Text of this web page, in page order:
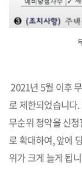
2021년 5월 이후
로 제한되었습니다
무순위 청약을 신
로 확대하여, 앞에
위가 크게 늘게 됩